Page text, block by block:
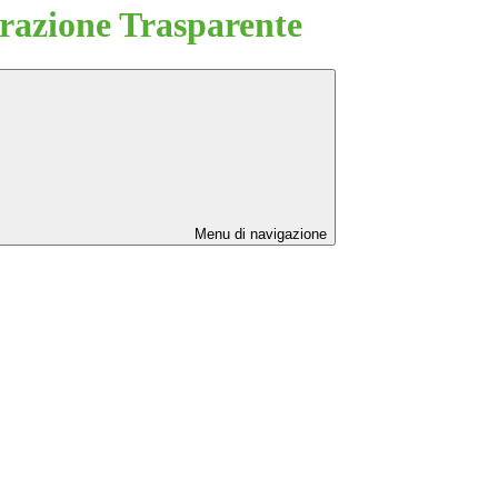
Trasparente
Menu di navigazione